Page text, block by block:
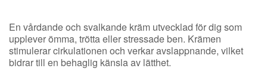
En vårdande och svalkande kräm utvecklad för dig som
upplever ömma, trötta eller stressade ben. Krämen
stimulerar cirkulationen och verkar avslappnande, vilket
bidrar till en behaglig känsla av lätthet.